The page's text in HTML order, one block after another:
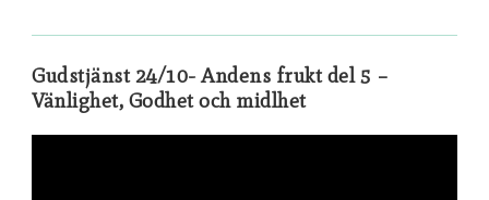
Gudstjänst 24/10- Andens frukt del 5 –
Vänlighet, Godhet och midlhet